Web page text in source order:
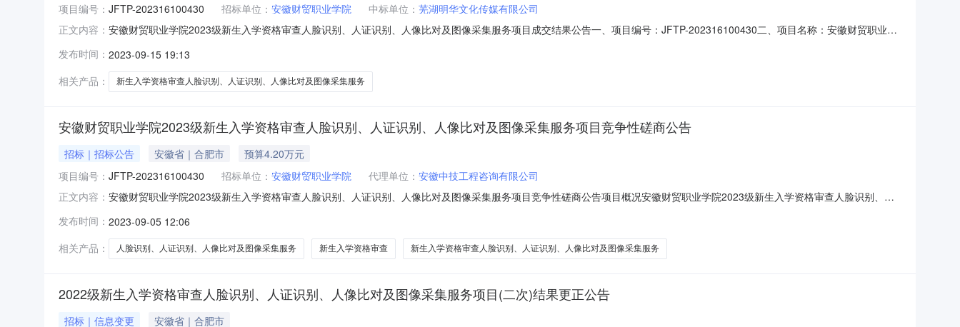
项目编号： JFTP-202316100430 招标单位： 安徽财贸职业学院 中标单位： 芜湖明华文化传媒有限公司
正文内容： 安徽财贸职业学院2023级新生入学资格审查人脸识别、人证识别、人像比对及图像采集服务项目成交结果公告一、项目编号：JFTP-202316100430二、项目名称：安徽财贸职业学
成交金额：￥4元/人四、主要标的信息服务类名称：安徽财贸职业学院2023级新生入学资格审查人脸识别、人证识别、人像比对及图像采集服务项目服务范围：响应磋商文件服务要
求：响应磋商文件
发布时间： 2023-09-15 19:13
相关产品：
新生入学资格审查人脸识别、人证识别、人像比对及图像采集服务
安徽财贸职业学院2023级新生入学资格审查人脸识别、人证识别、人像比对及图像采集服务项目竞争性磋商公告
招标｜招标公告 安徽省｜合肥市
预算4.20万元
项目编号： JFTP-202316100430 招标单位： 安徽财贸职业学院 代理单位： 安徽中技工程咨询有限公司
正文内容： 安徽财贸职业学院2023级新生入学资格审查人脸识别、人证识别、人像比对及图像采集服务项目竞争性磋商公告项目概况安徽财贸职业学院2023级新生入学资格审查人脸识别、人
前提交响应文件。一、项目基本情况项目编号：JFTP-202316100430项目名称：安徽财贸职业学院2023级新生入学资格审查人脸识别、人证识别、人像比对及图像采集服务项目采
购方式：竞争
发布时间： 2023-09-05 12:06
相关产品：
人脸识别、人证识别、人像比对及图像采集服务 新生入学资格审查 新生入学资格审查人脸识别、人证识别、人像比对及图像采集服务
2022级新生入学资格审查人脸识别、人证识别、人像比对及图像采集服务项目(二次)结果更正公告
招标｜信息变更
安徽省｜合肥市